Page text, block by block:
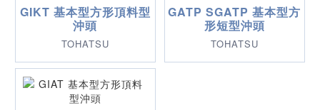
GIKT 基本型方形頂料型
沖頭
TOHATSU
GATP SGATP 基本型方
形短型沖頭
TOHATSU